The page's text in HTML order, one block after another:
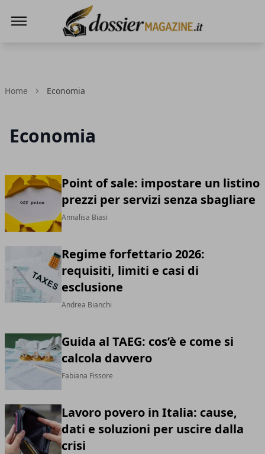
Home Economia
Economia
Point of sale: impostare un listino
prezzi per servizi senza sbagliare
Annalisa Biasi
Regime forfettario 2026:
requisiti, limiti e casi di
esclusione
Andrea Bianchi
Guida al TAEG: cos’è e come si
calcola davvero
Fabiana Fissore
Lavoro povero in Italia: cause,
dati e soluzioni per uscire dalla
crisi